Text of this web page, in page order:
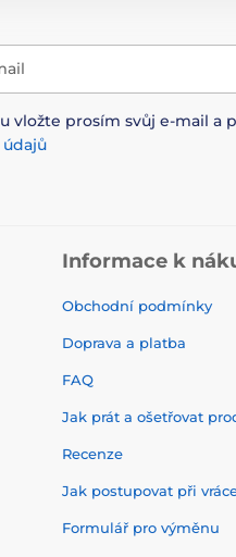
vložte prosím svůj e-mail a
Informace k
Obchodní podmínky
Doprava a platba
FAQ
Jak prát a ošetřovat
Recenze
Jak postupovat při
Formulář pro výměnu